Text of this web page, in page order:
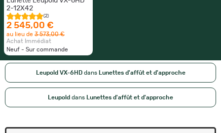
2-12X42
(2)
2 545,00 €
au lieu de 3 573,00 €
Achat Immédiat
Neuf - Sur commande
Leupold VX-6HDdans Lunettes d'affût et d'approche
Leupold dans Lunettes d'affût et d'approche